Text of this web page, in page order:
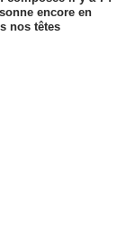
encore en
nos têtes